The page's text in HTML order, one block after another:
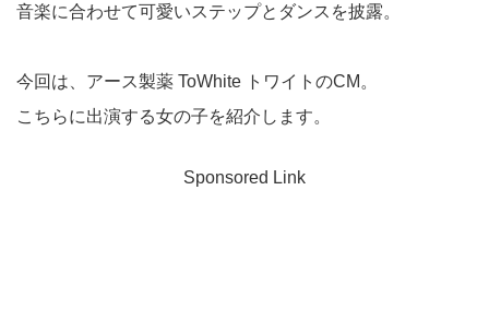
音楽に合わせて可愛いステップとダンスを披露。
今回は、アース製薬 ToWhite トワイトのCM。
こちらに出演する女の子を紹介します。
Sponsored Link